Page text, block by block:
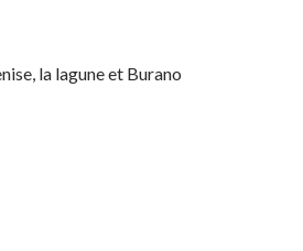
la lagune et Burano